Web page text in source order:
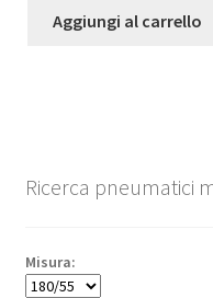
Aggiungi al carrello
Ricerca pneumatici
Misura: